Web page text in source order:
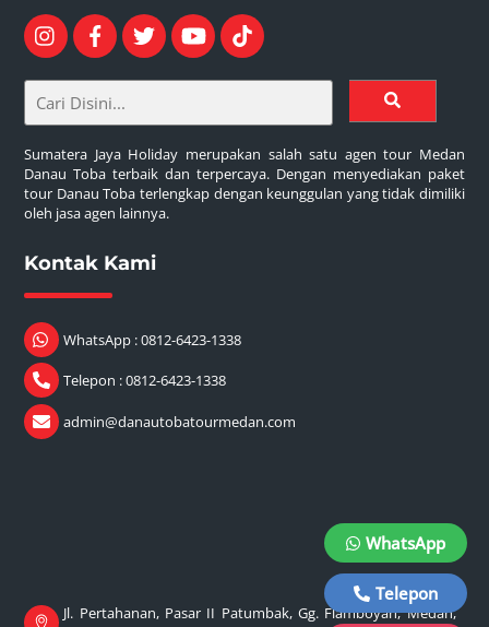
WhatsApp
Telepon
Sumatera Jaya Holiday merupakan salah satu agen tour Medan
Danau Toba terbaik dan terpercaya. Dengan menyediakan paket
tour Danau Toba terlengkap dengan keunggulan yang tidak dimiliki
oleh jasa agen lainnya.
Kontak Kami
WhatsApp : 0812-6423-1338
Telepon : 0812-6423-1338
admin@danautobatourmedan.com
Jl. Pertahanan, Pasar II Patumbak, Gg. Flamboyan, Medan,